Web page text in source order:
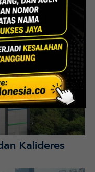
Bekasi
Kalideres